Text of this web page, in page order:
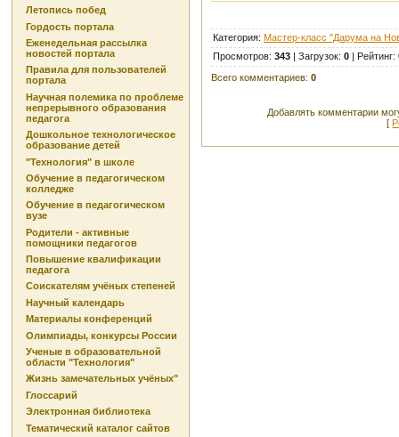
Летопись побед
Гордость портала
Еженедельная рассылка
новостей портала
Правила для пользователей
портала
Научная полемика по проблеме
непрерывного образования
педагога
Дошкольное технологическое
образование детей
"Технология" в школе
Обучение в педагогическом
колледже
Обучение в педагогическом
вузе
Родители - активные
помощники педагогов
Повышение квалификации
педагога
Соискателям учёных степеней
Научный календарь
Материалы конференций
Олимпиады, конкурсы России
Ученые в образовательной
области "Технология"
Жизнь замечательных учёных"
Глоссарий
Электронная библиотека
Тематический каталог сайтов
Категория: Мастер-класс "Дарума на
Просмотров: 343 | Загрузок: 0 | Рейтинг:
Всего комментариев: 0
Добавлять комментарии
[